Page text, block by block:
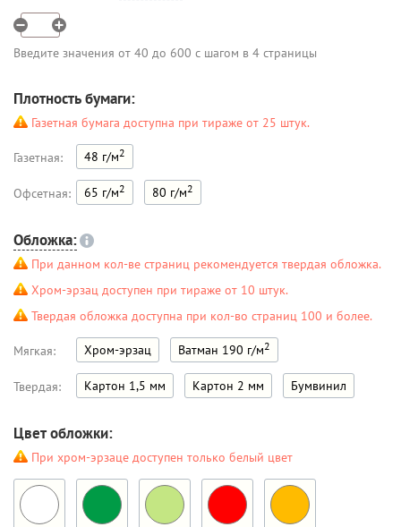
Введите значения от 40 до 600 с шагом в 4 страницы
Плотность бумаги:
Газетная бумага доступна при тираже от 25 штук.
Газетная: 48 г/м2
Офсетная: 65 г/м2 80 г/м2
Обложка:
При данном кол-ве страниц рекомендуется твердая обложка.
Хром-эрзац доступен при тираже от 10 штук.
Твердая обложка доступна при кол-во страниц 100 и более.
Мягкая: Хром-эрзац Ватман 190 г/м2
Твердая: Картон 1,5 мм Картон 2 мм Бумвинил
Цвет обложки:
При хром-эрзаце доступен только белый цвет